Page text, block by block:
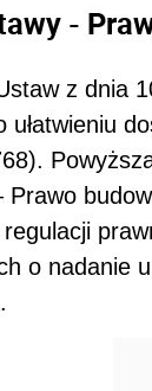
-
z dnia
ułatwieniu
Prawo
o nadanie